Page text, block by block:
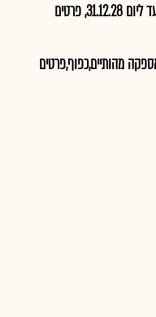
פרטים
מהותיים,כפוף,פרטים